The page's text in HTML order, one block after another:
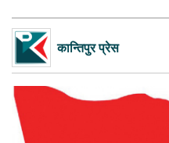
कान्तिपुर प्रेस